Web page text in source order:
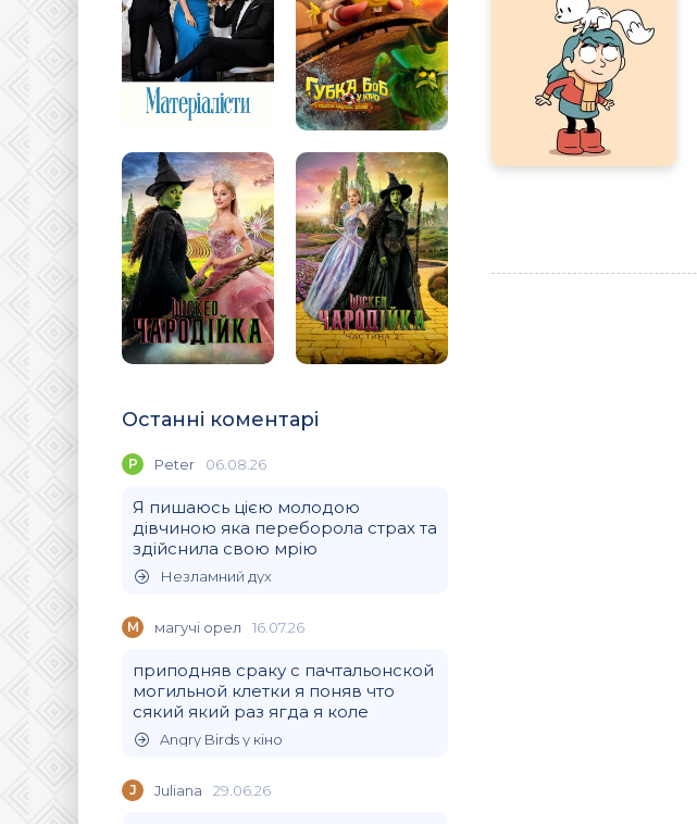
Останні коментарі
P Peter 06.08.26
Я пишаюсь цією молодою
дівчиною яка переборола страх та
здійснила свою мрію
Незламний дух
М магучi орел 16.07.26
приподняв сраку с пачтальонской
могильной клетки я поняв что
сякий який раз ягда я коле
Angry Birds у кіно
J Juliana 29.06.26